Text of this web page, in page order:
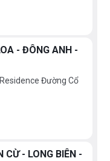
- ĐÔNG ANH -
Đường Cổ
CỪ - LONG BIÊN -